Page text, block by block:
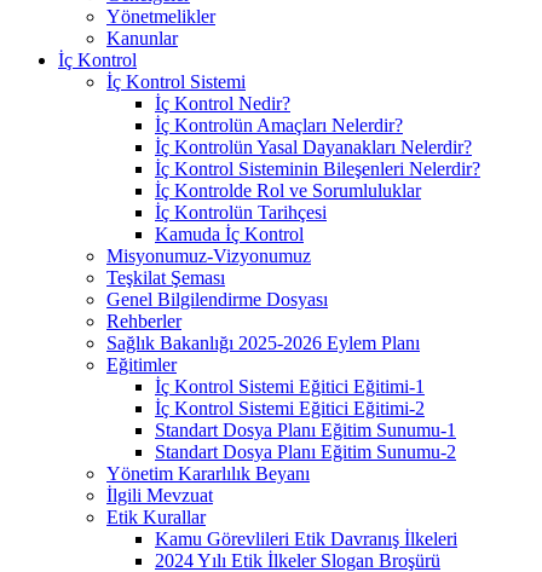
Yönetmelikler
Kanunlar
İç Kontrol
İç Kontrol Sistemi
İç Kontrol Nedir?
İç Kontrolün Amaçları Nelerdir?
İç Kontrolün Yasal Dayanakları Nelerdir?
İç Kontrol Sisteminin Bileşenleri Nelerdir?
İç Kontrolde Rol ve Sorumluluklar
İç Kontrolün Tarihçesi
Kamuda İç Kontrol
Misyonumuz-Vizyonumuz
Teşkilat Şeması
Genel Bilgilendirme Dosyası
Rehberler
Sağlık Bakanlığı 2025-2026 Eylem Planı
Eğitimler
İç Kontrol Sistemi Eğitici Eğitimi-1
İç Kontrol Sistemi Eğitici Eğitimi-2
Standart Dosya Planı Eğitim Sunumu-1
Standart Dosya Planı Eğitim Sunumu-2
Yönetim Kararlılık Beyanı
İlgili Mevzuat
Etik Kurallar
Kamu Görevlileri Etik Davranış İlkeleri
2024 Yılı Etik İlkeler Slogan Broşürü